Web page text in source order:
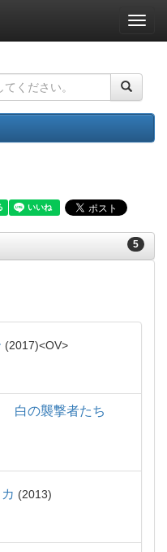
ナ
ビ
ー
ョ
ン
5
2017 OV
白の襲撃者たち
2013